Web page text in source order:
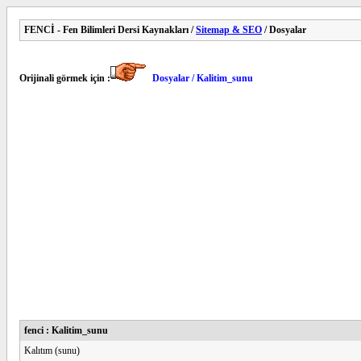
FENCİ - Fen Bilimleri Dersi Kaynakları /Sitemap & SEO / Dosyalar
Orijinali görmek için : Dosyalar / Kalitim_sunu
fenci : Kalitim_sunu
Kalıtım (sunu)